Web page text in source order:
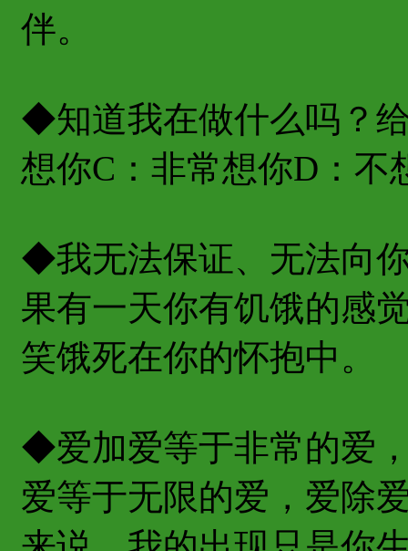
伴。
◆知道我在做什么吗？
想你C：非常想你D：不
◆我无法保证、无法向
果有一天你有饥饿的感
笑饿死在你的怀抱中。
◆爱加爱等于非常的爱
爱等于无限的爱，爱除